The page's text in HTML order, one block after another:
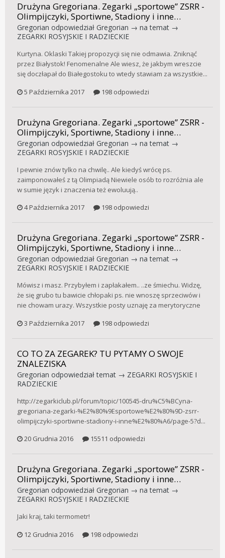
Drużyna Gregoriana. Zegarki „sportowe” ZSRR -
Olimpijczyki, Sportiwne, Stadiony i inne…
Gregorian odpowiedział Gregorian → na temat →
ZEGARKI ROSYJSKIE I RADZIECKIE
Kurtyna. Oklaski Takiej propozycji się nie odmawia. Zniknąć
przez Białystok! Fenomenalne Ale wiesz, że jakbym wreszcie
się doczłapał do Białegostoku to wtedy stawiam za wszystkie...
5 Października 2017
198 odpowiedzi
Drużyna Gregoriana. Zegarki „sportowe” ZSRR -
Olimpijczyki, Sportiwne, Stadiony i inne…
Gregorian odpowiedział Gregorian → na temat →
ZEGARKI ROSYJSKIE I RADZIECKIE
I pewnie znów tylko na chwilę.. Ale kiedyś wrócę ps.
zaimponowałeś z tą Olimpiadą Niewiele osób to rozróżnia ale
w sumie język i znaczenia też ewoluują..
4 Października 2017
198 odpowiedzi
Drużyna Gregoriana. Zegarki „sportowe” ZSRR -
Olimpijczyki, Sportiwne, Stadiony i inne…
Gregorian odpowiedział Gregorian → na temat →
ZEGARKI ROSYJSKIE I RADZIECKIE
Mówisz i masz. Przybyłem i zapłakałem.. ..ze śmiechu. Widzę,
że się grubo tu bawicie chłopaki ps. nie wnoszę sprzeciwów i
nie chowam urazy. Wszystkie posty uznaję za merytoryczne
3 Października 2017
198 odpowiedzi
CO TO ZA ZEGAREK? TU PYTAMY O SWOJE
ZNALEZISKA
Gregorian odpowiedział temat → ZEGARKI ROSYJSKIE I
RADZIECKIE
http://zegarkiclub.pl/forum/topic/100545-dru%C5%BCyna-
gregoriana-zegarki-%E2%80%9Esportowe%E2%80%9D-zsrr-
olimpijczyki-sportiwne-stadiony-i-inne%E2%80%A6/page-5?d...
20 Grudnia 2016
15511 odpowiedzi
Drużyna Gregoriana. Zegarki „sportowe” ZSRR -
Olimpijczyki, Sportiwne, Stadiony i inne…
Gregorian odpowiedział Gregorian → na temat →
ZEGARKI ROSYJSKIE I RADZIECKIE
Jaki kraj, taki termometr!
12 Grudnia 2016
198 odpowiedzi